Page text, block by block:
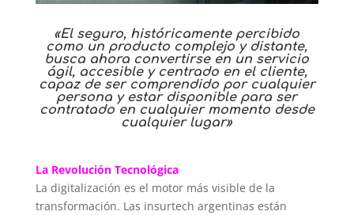
«El seguro, históricamente percibido
como un producto complejo y distante,
busca ahora convertirse en un servicio
ágil, accesible y centrado en el cliente,
capaz de ser comprendido por cualquier
persona y estar disponible para ser
contratado en cualquier momento desde
cualquier lugar»
La Revolución Tecnológica
La digitalización es el motor más visible de la
transformación. Las insurtech argentinas están